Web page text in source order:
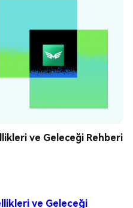
ve Geleceği Rehberi
ve Geleceği